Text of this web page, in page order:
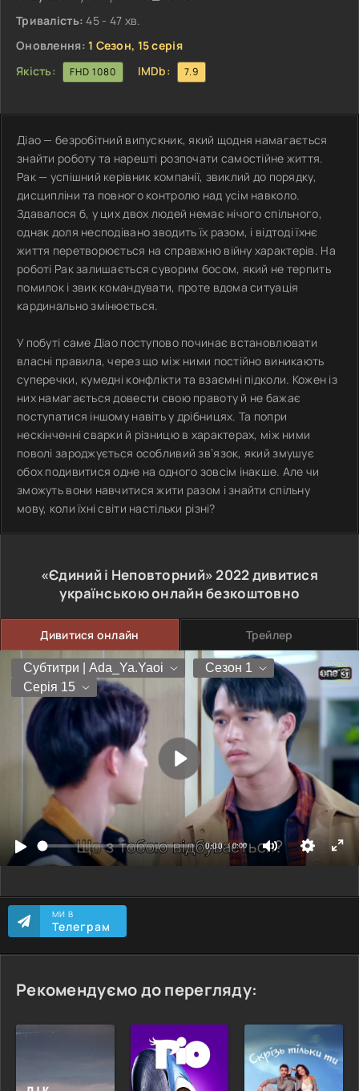
Тривалість: 45 - 47 хв.
Оновлення: 1 Сезон, 15 серія
Якість:
FHD 1080 IMDb: 7.9
Діао — безробітний випускник, який щодня намагається
знайти роботу та нарешті розпочати самостійне життя.
Рак — успішний керівник компанії, звиклий до порядку,
дисципліни та повного контролю над усім навколо.
Здавалося б, у цих двох людей немає нічого спільного,
однак доля несподівано зводить їх разом, і відтоді їхнє
життя перетворюється на справжню війну характерів. На
роботі Рак залишається суворим босом, який не терпить
помилок і звик командувати, проте вдома ситуація
кардинально змінюється.
У побуті саме Діао поступово починає встановлювати
власні правила, через що між ними постійно виникають
суперечки, кумедні конфлікти та взаємні підколи. Кожен із
них намагається довести свою правоту й не бажає
поступатися іншому навіть у дрібницях. Та попри
нескінченні сварки й різницю в характерах, між ними
поволі зароджується особливий зв’язок, який змушує
обох подивитися одне на одного зовсім інакше. Але чи
зможуть вони навчитися жити разом і знайти спільну
мову, коли їхні світи настільки різні?
«Єдиний і Неповторний»2022дивитися
українською онлайн безкоштовно
Дивитися онлайн Трейлер
МИ В
Телеграм
Рекомендуємо до перегляду: